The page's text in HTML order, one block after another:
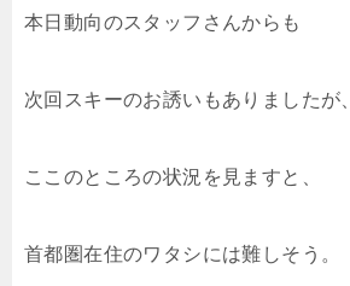
本日動向のスタッフさんからも
次回スキーのお誘いもありましたが、
ここのところの状況を見ますと、
首都圏在住のワタシには難しそう。